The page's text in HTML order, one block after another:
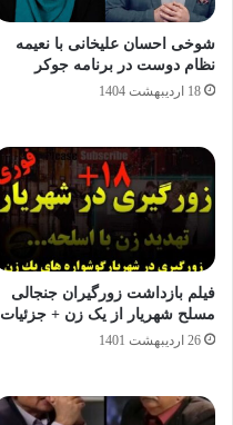
شوخی احسان علیخانی با نعیمه
نظام دوست در برنامه جوکر
18 اردیبهشت 1404
فیلم بازداشت زورگیران جنجالی
مسلح شهریار از یک زن + جزئیات
26 اردیبهشت 1401